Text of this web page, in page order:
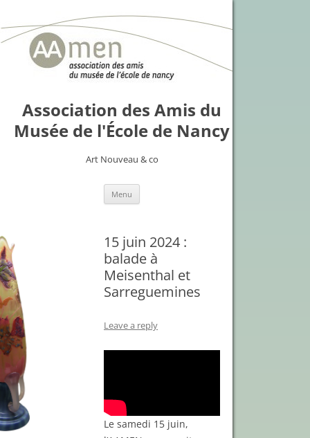
Association des Amis du
Musée de l'École de Nancy
Art Nouveau & co
Menu
15 juin 2024 :
balade à
Meisenthal et
Sarreguemines
Leave a reply
Le samedi 15 juin,